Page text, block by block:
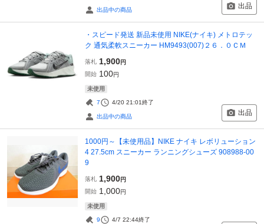
出品中の商品 出品
・スピード発送 新品未使用 NIKE(ナイキ) メトロテッ
ク 通気柔軟スニーカー HM9493(007)２６．０ＣＭ
落札 1,900円
開始 100円
未使用
7 4/20 21:01終了
出品中の商品 出品
1000円～【未使用品】NIKE ナイキ レボリューション
4 27.5cm スニーカー ランニングシューズ 908988-00
9
落札 1,900円
開始 1,000円
未使用
9 4/7 22:44終了